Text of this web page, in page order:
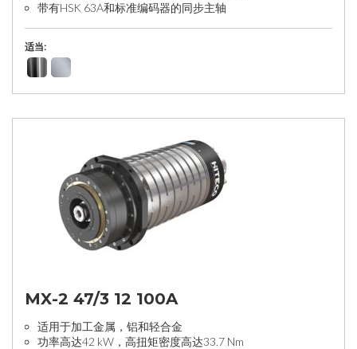
带有HSK 63A和标准编码器的同步主轴
适当:
MX-2 47/3 12 100A
适用于加工金属，铝和轻合金
功率高达42 kW，高扭矩密度高达33.7 Nm